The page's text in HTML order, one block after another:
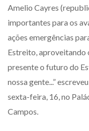
Amelio Cayres
importantes para os
ações emergências
Estreito, aproveitando
presente o futuro do
nossa gente...”
sexta-feira, 16, no
Campos.